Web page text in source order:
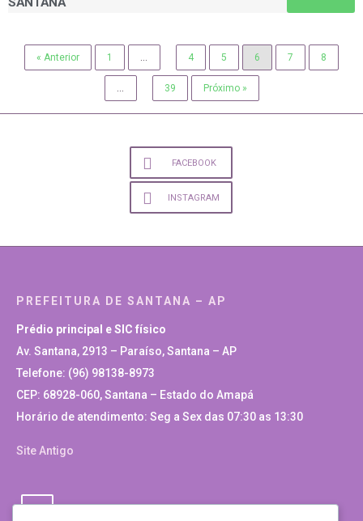
« Anterior 1 4 5 6 7 8
39 Próximo »
FACEBOOK
INSTAGRAM
PREFEITURA DE SANTANA – AP
Prédio principal e SIC físico
Av. Santana, 2913 – Paraíso, Santana – AP
Telefone: (96) 98138-8973
CEP: 68928-060, Santana – Estado do Amapá
Horário de atendimento: Seg a Sex das 07:30 as 13:30
Site Antigo